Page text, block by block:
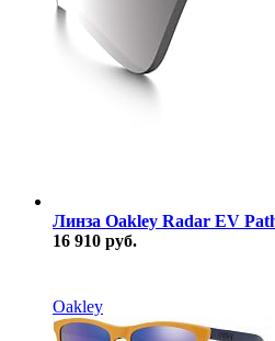
Линза Oakley Radar EV
16 910 руб.
Oakley